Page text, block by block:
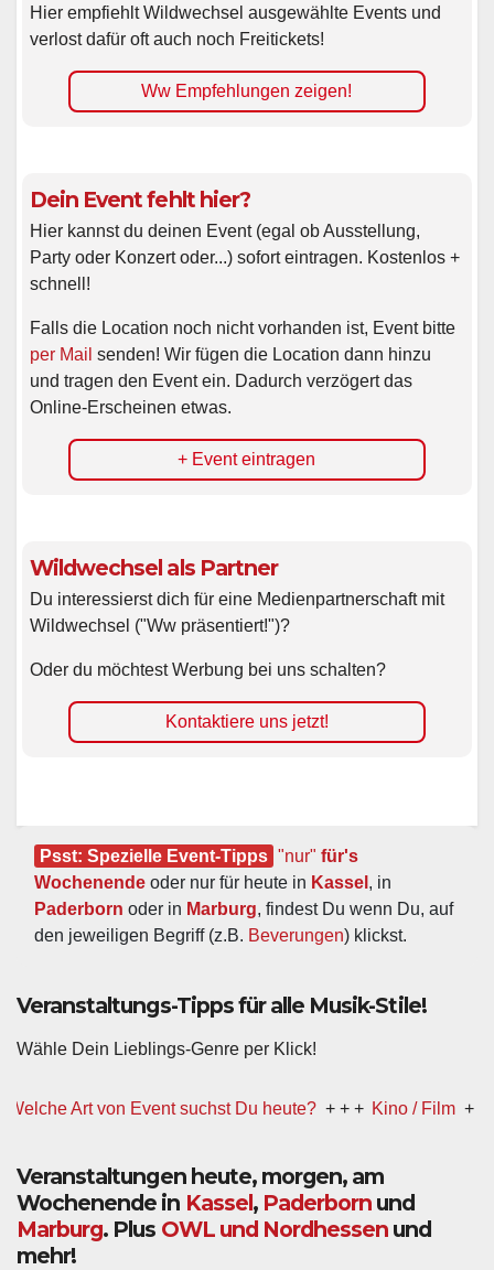
Hier empfiehlt Wildwechsel ausgewählte Events und
verlost dafür oft auch noch Freitickets!
Ww Empfehlungen zeigen!
Dein Event fehlt hier?
Hier kannst du deinen Event (egal ob Ausstellung,
Party oder Konzert oder...) sofort eintragen. Kostenlos +
schnell!
Falls die Location noch nicht vorhanden ist, Event bitte
per Mail senden! Wir fügen die Location dann hinzu
und tragen den Event ein. Dadurch verzögert das
Online-Erscheinen etwas.
+ Event eintragen
Wildwechsel als Partner
Du interessierst dich für eine Medienpartnerschaft mit
Wildwechsel ("Ww präsentiert!")?
Oder du möchtest Werbung bei uns schalten?
Kontaktiere uns jetzt!
Psst: Spezielle Event-Tipps "nur" für's
Wochenende oder nur für heute in Kassel
Paderborn oder in Marburg, findest Du wenn Du, auf
den jeweiligen Begriff (z.B. Beverungen) klickst.
Veranstaltungs-Tipps für alle Musik-Stile!
Wähle Dein Lieblings-Genre per Klick!
Art von Event suchst Du heute? + + + Kino / Film + + + Ww
Veranstaltungen heute, morgen, am
Wochenende in Kassel, Paderborn und
Marburg. Plus OWL und Nordhessen und
mehr!